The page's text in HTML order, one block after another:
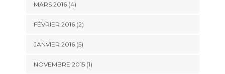
MARS 2016 (4)
FÉVRIER 2016 (2)
JANVIER 2016 (5)
NOVEMBRE 2015 (1)